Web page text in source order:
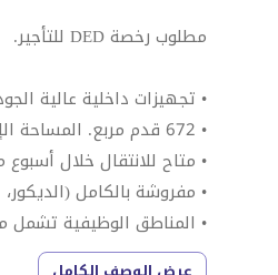
مطلوب رخصة DED للتأجير.
• تجهيزات داخلية عالية
• 672 قدم مربع. المساحة الإجمالية
• متاح للانتقال خلال أسبوع
• مفروشة بالكامل
• المناطق الوظيفية تشمل
• الطابق الأوسط